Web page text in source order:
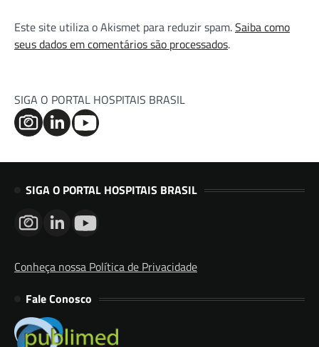
Este site utiliza o Akismet para reduzir spam.Saiba como
seus dados em comentários são processados.
SIGA O PORTAL HOSPITAIS BRASIL
SIGA O PORTAL HOSPITAIS BRASIL
Conheça nossa Política de Privacidade
Fale Conosco